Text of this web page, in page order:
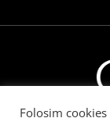
Folosim